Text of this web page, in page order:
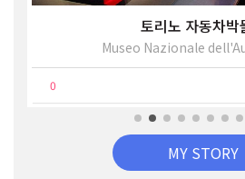
토리노 자동차박
Museo Nazionale
0
MY STORY